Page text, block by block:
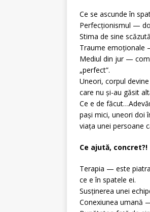
Ce se ascunde în
Perfecționismul —
Stima de sine
Traume emoționale
Mediul din jur —
„perfect”.
Uneori, corpul
care nu și-au găsit
Ce e de
pași mici, uneori doi
viața unei persoane
Ce ajută, concret?!
Terapia — este
ce e în spatele ei.
Susținerea unei
Conexiunea umană